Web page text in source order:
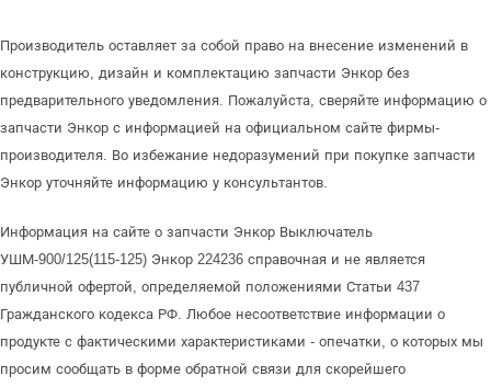
Производитель оставляет за собой право на внесение изменений в
конструкцию, дизайн и комплектацию запчасти Энкор без
предварительного уведомления. Пожалуйста, сверяйте информацию о
запчасти Энкор с информацией на официальном сайте фирмы-
производителя. Во избежание недоразумений при покупке запчасти
Энкор уточняйте информацию у консультантов.
Информация на сайте о запчасти Энкор Выключатель
УШМ-900/125(115-125) Энкор 224236 справочная и не является
публичной офертой, определяемой положениями Статьи 437
Гражданского кодекса РФ. Любое несоответствие информации о
продукте с фактическими характеристиками - опечатки, о которых мы
просим сообщать в форме обратной связи для скорейшего